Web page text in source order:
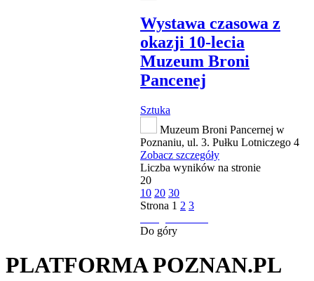
Wystawa czasowa z
okazji 10-lecia
Muzeum Broni
Pancenej
Sztuka
Muzeum Broni Pancernej w
Poznaniu, ul. 3. Pułku Lotniczego 4
Zobacz szczegóły
Liczba wyników na stronie
20
10 20 30
Strona 1 2 3
Do góry
PLATFORMA POZNAN.PL